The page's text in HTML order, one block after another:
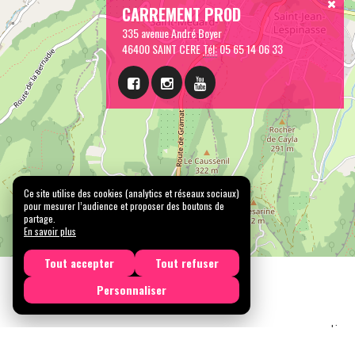
CARREMENT PROD
335 avenue André Boyer
46400 SAINT CERETél:05 65 14 06 33
Ce site utilise des cookies (analytics et réseaux sociaux)
pour mesurer l’audience et proposer des boutons de
partage.
En savoir plus
Tout accepter
Tout refuser
Personnaliser